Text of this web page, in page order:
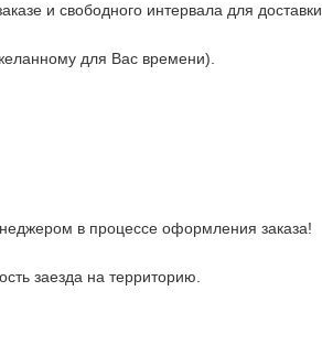
и свободного интервала для доставки.
для Вас времени).
в процессе оформления заказа!
заезда на территорию.